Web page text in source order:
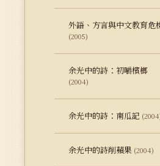
外語、方言與中文教育危
(2005)
余光中的詩：初嚼檳榔
(2004)
余光中的詩：南瓜記
余光中的詩削蘋果 (2004)